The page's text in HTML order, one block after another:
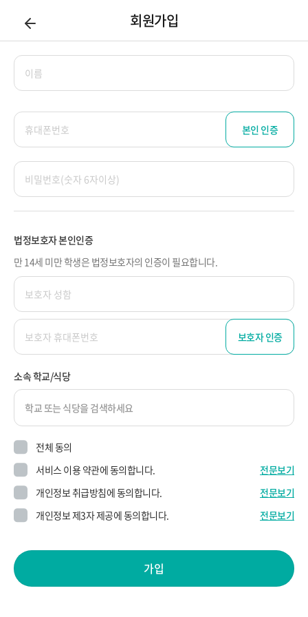
회원가입
본인 인증
법정보호자 본인인증
만 14세 미만 학생은 법정보호자의 인증이 필요합니다.
보호자 인증
소속 학교/식당
학교 또는 식당을 검색하세요
전체 동의
서비스 이용 약관에 동의합니다.
전문보기
개인정보 취급방침에 동의합니다.
전문보기
개인정보 제3자 제공에 동의합니다.
전문보기
가입